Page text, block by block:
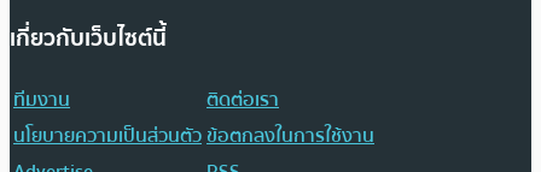
เกี่ยวกับเว็บไซต์นี้
ทีมงาน
ติดต่อเรา
นโยบายความเป็นส่วนตัวข้อตกลงในการใช้งาน